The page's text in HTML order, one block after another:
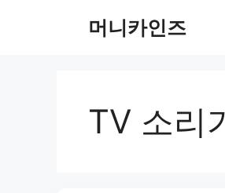
머니카인즈
TV 소리